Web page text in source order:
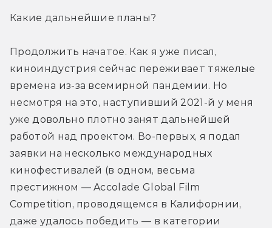
Какие дальнейшие планы?
Продолжить начатое. Как я уже писал,
киноиндустрия сейчас переживает тяжелые
времена из-за всемирной пандемии. Но
несмотря на это, наступивший 2021-й у меня
уже довольно плотно занят дальнейшей
работой над проектом. Во-первых, я подал
заявки на несколько международных
кинофестивалей (в одном, весьма
престижном — Accolade Global Film
Competition, проводящемся в Калифорнии,
даже удалось победить — в категории